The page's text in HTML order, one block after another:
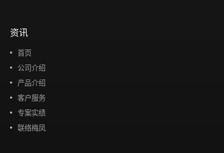
资讯
首页
公司介绍
产品介绍
客户服务
专案实绩
联络梅凤